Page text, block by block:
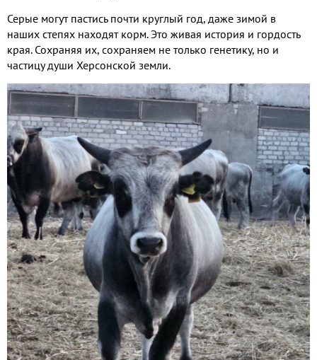
Серые могут пастись почти круглый год, даже зимой в
наших степях находят корм. Это живая история и гордость
края. Сохраняя их, сохраняем не только генетику, но и
частицу души Херсонской земли.